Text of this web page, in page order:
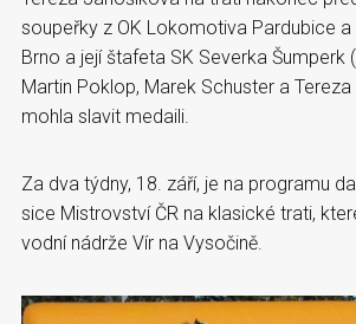
soupeřky z OK Lokomotiva Pardubice
Brno a její štafeta SK Severka Šumperk
Martin Poklop, Marek Schuster a
mohla slavit medaili.
Za dva týdny, 18. září, je na programu
sice Mistrovství ČR na klasické trati,
vodní nádrže Vír na Vysočině.